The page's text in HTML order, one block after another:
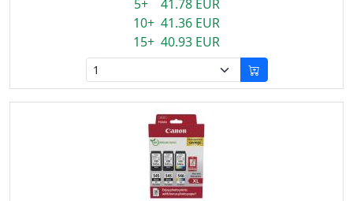
5+ 41.78 EUR
10+ 41.36 EUR
15+ 40.93 EUR